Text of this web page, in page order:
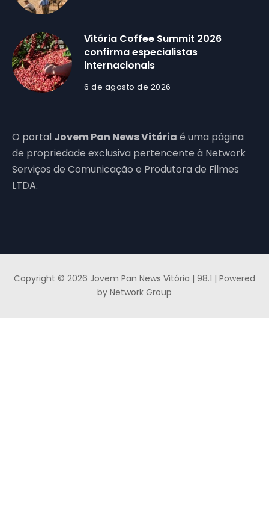
Vitória Coffee Summit 2026
confirma especialistas
internacionais
6 de agosto de 2026
O portal Jovem Pan News Vitória é uma página
de propriedade exclusiva pertencente à Network
Serviços de Comunicação e Produtora de Filmes
LTDA.
Copyright © 2026 Jovem Pan News Vitória | 98.1 | Powered
by Network Group